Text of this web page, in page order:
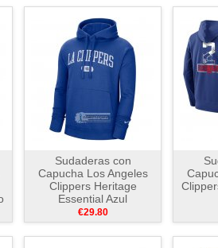
Sudaderas con
Capucha Los Angeles
Clippers Heritage
Essential Azul
€29.80